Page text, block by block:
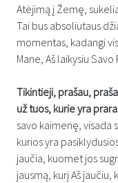
Atėjimą į Žemę,
Tai bus absoliutaus
momentas, kadangi
Mane, Aš laikysiu
Tikintieji, prašau,
už tuos, kurie yra
savo kaimenę, visada
kurios yra
jaučia, kuomet jos
jausmą, kurį Aš jaučiu,